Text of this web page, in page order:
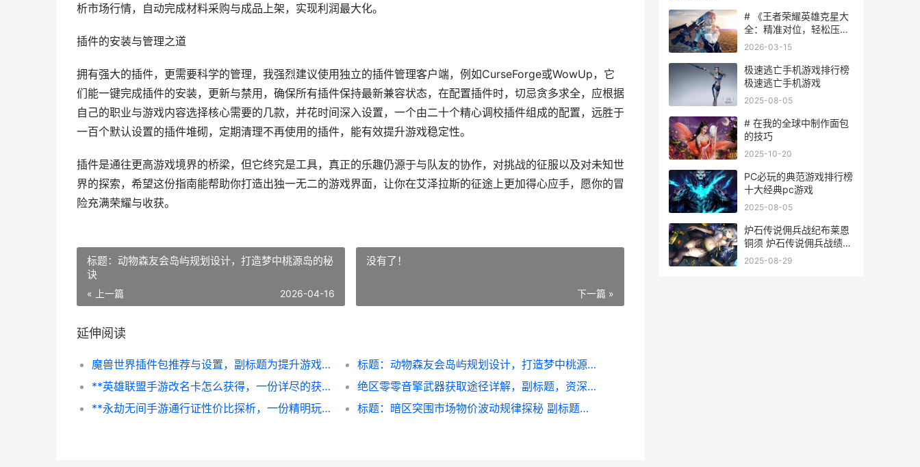
析市场行情，自动完成材料采购与成品上架，实现利润最大化。
插件的安装与管理之道
拥有强大的插件，更需要科学的管理，我强烈建议使用独立的插件管理客户端，例如CurseForge或WowUp，它
们能一键完成插件的安装，更新与禁用，确保所有插件保持最新兼容状态，在配置插件时，切忌贪多求全，应根据
自己的职业与游戏内容选择核心需要的几款，并花时间深入设置，一个由二十个精心调校插件组成的配置，远胜于
一百个默认设置的插件堆砌，定期清理不再使用的插件，能有效提升游戏稳定性。
插件是通往更高游戏境界的桥梁，但它终究是工具，真正的乐趣仍源于与队友的协作，对挑战的征服以及对未知世
界的探索，希望这份指南能帮助你打造出独一无二的游戏界面，让你在艾泽拉斯的征途上更加得心应手，愿你的冒
险充满荣耀与收获。
标题：动物森友会岛屿规划设计，打造梦中桃源岛的秘
诀
« 上一篇 2026-04-16
没有了！
下一篇 »
延伸阅读
魔兽世界插件包推荐与设置，副标题为提升游戏体验的必备指南
标题：动物森友会岛屿规划设计，打造梦中桃源岛的秘诀
**英雄联盟手游改名卡怎么获得，一份详尽的获取指南与策略思考**
绝区零零音擎武器获取途径详解，副标题，资深玩家带你高效收集强力装备
**永劫无间手游通行证性价比探析，一份精明玩家的投资指南**
标题：暗区突围市场物价波动规律探秘 副标题：资深玩家的市场生存指南
# 《王者荣耀英雄克星大
全：精准对位，轻松压
制》
2026-03-15
极速逃亡手机游戏排行榜
极速逃亡手机游戏
2025-08-05
# 在我的全球中制作面包
的技巧
2025-10-20
PC必玩的典范游戏排行榜
十大经典pc游戏
2025-08-05
炉石传说佣兵战纪布莱恩
铜须 炉石传说佣兵战绩哪
个英雄强
2025-08-29